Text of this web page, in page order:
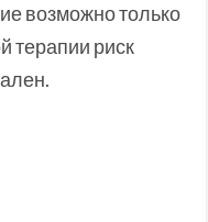
возможно только
терапии риск